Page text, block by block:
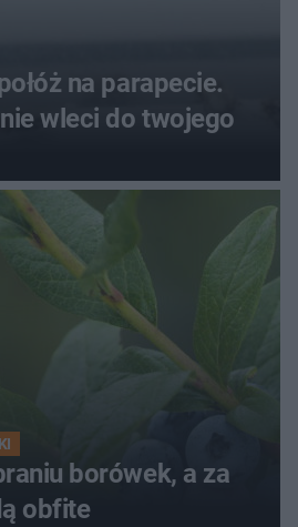
na parapecie.
wleci do twojego
borówek, a za
obfite